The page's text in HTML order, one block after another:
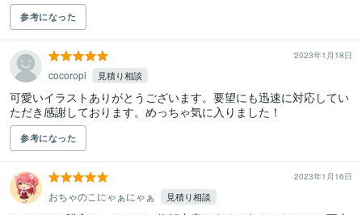
参考になった
2023年1月18日
cocoropi 見積り相談
可愛いイラストありがとうございます。要望にも迅速に対応してい
ただき感謝しております。めっちゃ気に入りました！
参考になった
2023年1月16日
おちゃのこにゃぁにゃぁ 見積り相談